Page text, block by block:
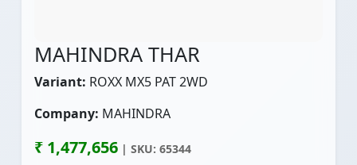
MAHINDRA THAR
Variant: ROXX MX5 PAT 2WD
Company: MAHINDRA
₹ 1,477,656 | SKU: 65344